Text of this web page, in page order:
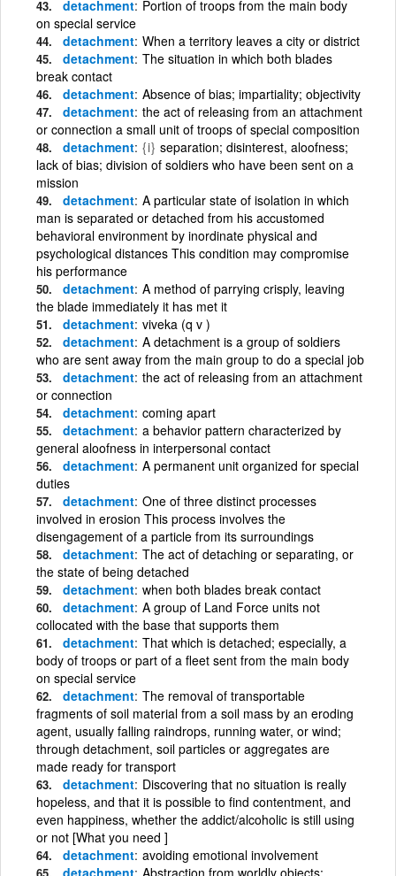
detachment Portion of troops from the main body
on special service
detachment When a territory leaves a city or district
detachment The situation in which both blades
break contact
detachment Absence of bias; impartiality; objectivity
detachment the act of releasing from an attachment
or connection a small unit of troops of special composition
detachment {i} separation; disinterest, aloofness;
lack of bias; division of soldiers who have been sent on a
mission
detachment A particular state of isolation in which
man is separated or detached from his accustomed
behavioral environment by inordinate physical and
psychological distances This condition may compromise
his performance
detachment A method of parrying crisply, leaving
the blade immediately it has met it
detachment viveka (q v )
detachment A detachment is a group of soldiers
who are sent away from the main group to do a special job
detachment the act of releasing from an attachment
or connection
detachment coming apart
detachment a behavior pattern characterized by
general aloofness in interpersonal contact
detachment A permanent unit organized for special
duties
detachment One of three distinct processes
involved in erosion This process involves the
disengagement of a particle from its surroundings
detachment The act of detaching or separating, or
the state of being detached
detachment when both blades break contact
detachment A group of Land Force units not
collocated with the base that supports them
detachment That which is detached; especially, a
body of troops or part of a fleet sent from the main body
on special service
detachment The removal of transportable
fragments of soil material from a soil mass by an eroding
agent, usually falling raindrops, running water, or wind;
through detachment, soil particles or aggregates are
made ready for transport
detachment Discovering that no situation is really
hopeless, and that it is possible to find contentment, and
even happiness, whether the addict/alcoholic is still using
or not [What you need ]
detachment avoiding emotional involvement
detachment Abstraction from worldly objects;